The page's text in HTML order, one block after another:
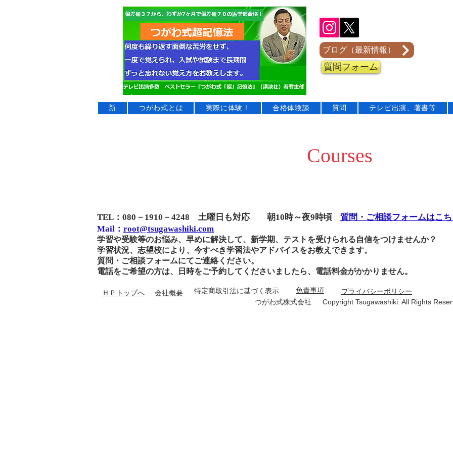
ブログ（最新情報）
質問フォーム
新 つがわ式とは 実際に体験！ 合格体験談 質問 テレビ出演、著書等
Courses
TEL：080－1910－4248 土曜日も対応 朝10時～夜9時頃
質問・ご相談フォームはこ
Mail： root@tsugawashiki.com
学習や受験等のお悩み、早めに解決して、新学期、テストを受けられる自信をつけませんか？
学習状況、志望校により、今すべき学習法やアドバイスをお教えできます。
質問・ご相談フォームにてご連絡ください。
電話をご希望の方は、日時をご予約してくださいましたら、電話料金がかかりません。
ＨＰトップへ 会社概要 特定商取引法に基づく表示 免責事項
プライバシーポリシー
つがわ式株式会社 Copyright Tsugawashiki. All Rights